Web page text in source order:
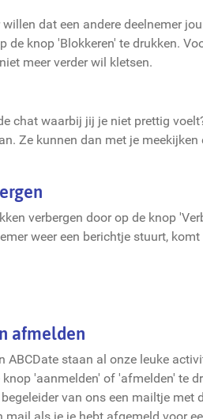
dat een andere deelnemer
de knop 'Blokkeren' te drukken.
meer verder wil kletsen.
chat waarbij jij je niet prettig
Ze kunnen dan met je
verbergen door op de knop
weer een berichtje stuurt,
afmelden
ABCDate staan al onze leuke
knop 'aanmelden' of 'afmelden' te
van ons een mailtje met